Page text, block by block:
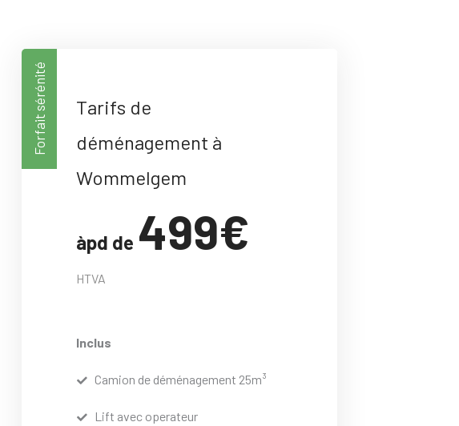
Forfait sérénité
Tarifs de
déménagement à
Wommelgem
àpd de 499€
HTVA
Inclus
Camion de déménagement 25m³
Lift avec operateur